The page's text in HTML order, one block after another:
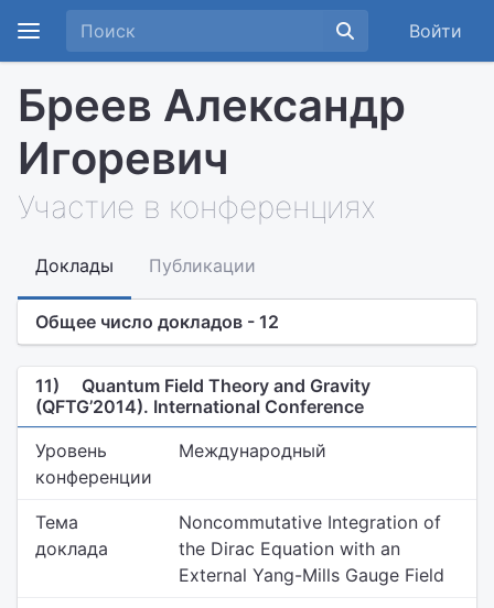
Войти
Бреев Александр
Игоревич
Участие в конференциях
Доклады Публикации
Общее число докладов - 12
11)
Quantum Field Theory and Gravity
(QFTG’2014). International Conference
Уровень
конференции
Международный
Тема
доклада
Noncommutative Integration of
the Dirac Equation with an
External Yang-Mills Gauge Field